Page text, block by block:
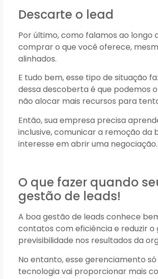
Descarte o lead
Por último, como falamos ao longo
comprar o que você oferece,
alinhados.
E tudo bem, esse tipo de situação
dessa descoberta é que podemos
não alocar mais recursos para
Então, sua empresa precisa
inclusive, comunicar a remoção da
interesse em abrir uma negociação.
O que fazer quando
gestão de leads!
A boa gestão de leads conhece
contatos com eficiência e reduzir o
previsibilidade nos resultados da
No entanto, esse gerenciamento
tecnologia vai proporcionar mais